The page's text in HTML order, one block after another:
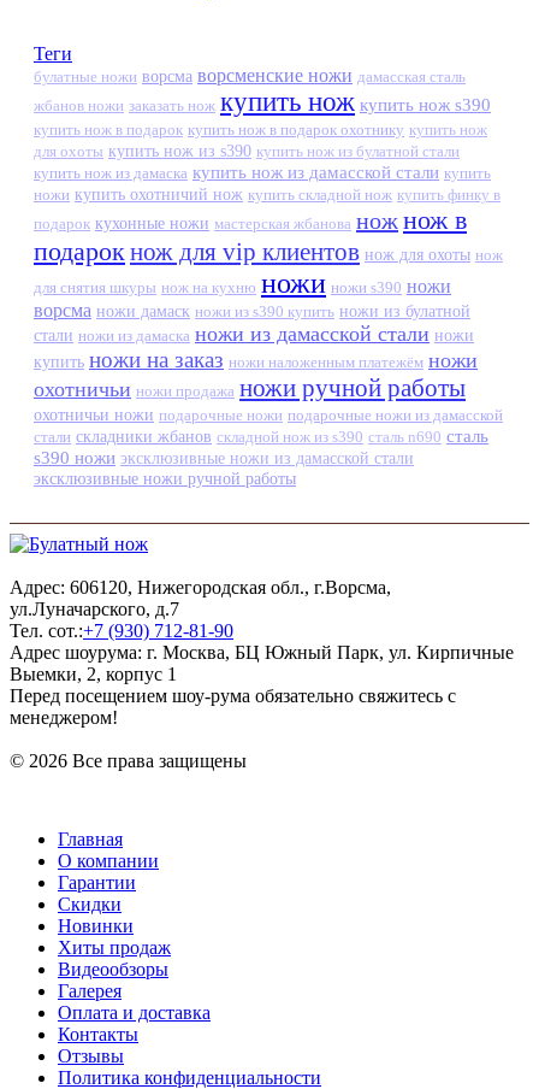
Теги
булатные ножи ворсма ворсменские ножи дамасская сталь
жбанов ножи заказать нож купить нож купить нож s390
купить нож в подарок купить нож в подарок охотнику купить нож
для охоты купить нож из s390 купить нож из булатной стали
купить нож из дамаска купить нож из дамасской стали купить
ножи купить охотничий нож купить складной нож купить финку в
подарок кухонные ножи мастерская жбанова ножнож в
подарок нож для vip клиентов нож для охоты нож
для снятия шкуры нож на кухню ножи ножи s390 ножи
ворсма ножи дамаск ножи из s390 купить ножи из булатной
стали ножи из дамаска ножи из дамасской стали ножи
купить ножи на заказ ножи наложенным платежём ножи
охотничьи ножи продажа ножи ручной работы
охотничьи ножи подарочные ножи подарочные ножи из дамасской
стали складники жбанов складной нож из s390 сталь n690 сталь
s390 ножи эксклюзивные ножи из дамасской стали
эксклюзивные ножи ручной работы
Адрес: 606120, Нижегородская обл., г.Ворсма,
ул.Луначарского, д.7
Тел. сот.:+7 (930) 712-81-90
Адрес шоурума: г. Москва, БЦ Южный Парк, ул. Кирпичные
Выемки, 2, корпус 1
Перед посещением шоу-рума обязательно свяжитесь с
менеджером!
© 2026 Все права защищены
Главная
О компании
Гарантии
Скидки
Новинки
Хиты продаж
Видеообзоры
Галерея
Оплата и доставка
Контакты
Отзывы
Политика конфиденциальности